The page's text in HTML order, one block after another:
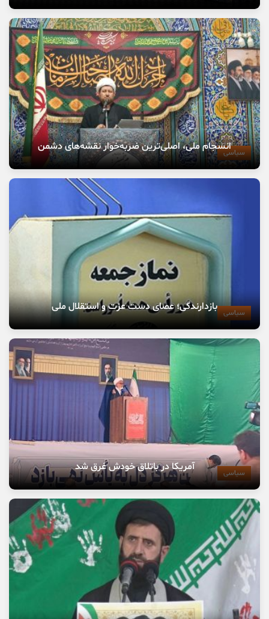
سیاسیانسجام ملی، اصلی‌ترین ضربه‌خوار نقشه‌های دشمن
سیاسی بازدارندگی؛ عصای دست عزت و استقلال ملی
سیاسی آمریکا در باتلاق خودش غرق شد